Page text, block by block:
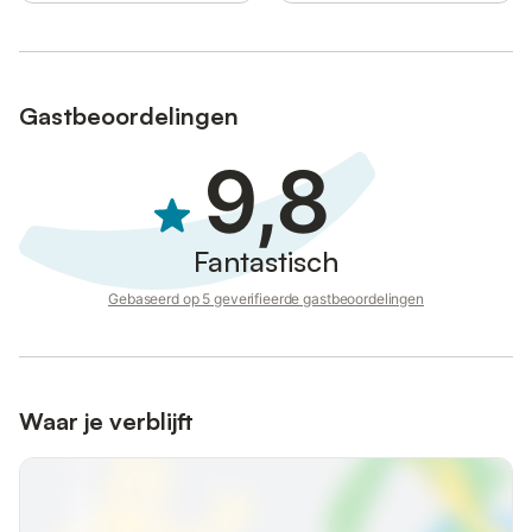
Gastbeoordelingen
9,8
Fantastisch
Gebaseerd op 5 geverifieerde gastbeoordelingen
Waar je verblijft